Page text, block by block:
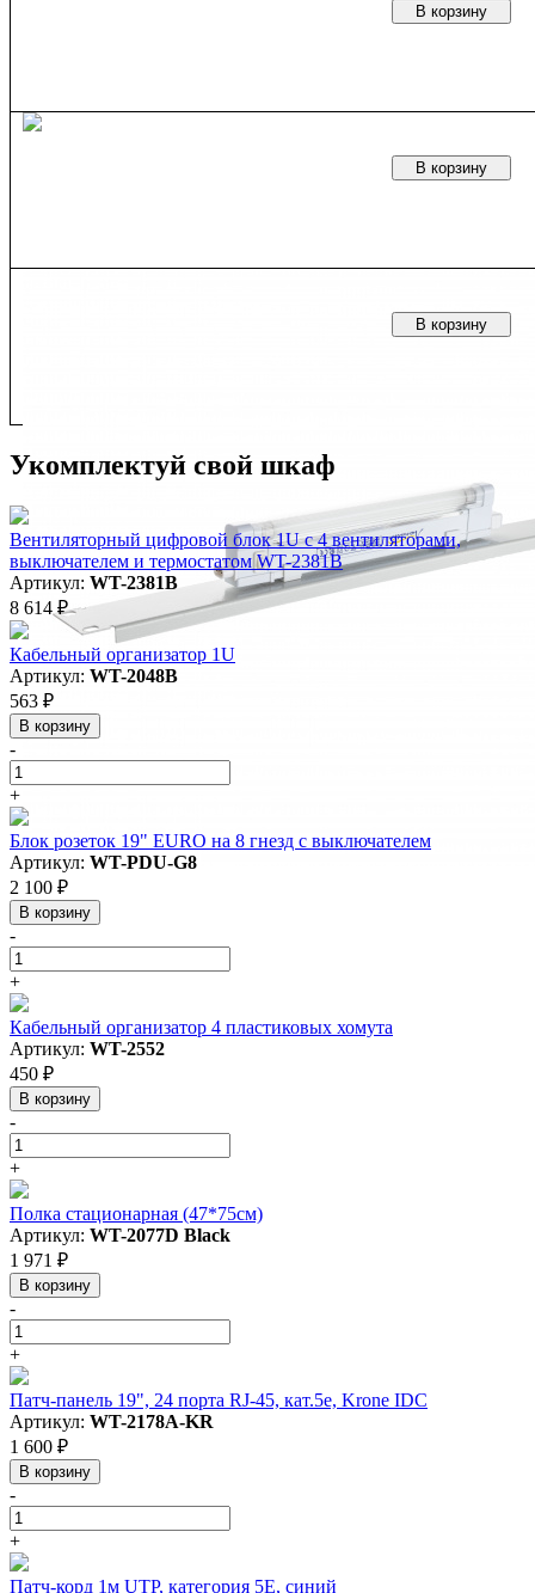
В корзину
В корзину
В корзину
Укомплектуй свой шкаф
Вентиляторный цифровой блок 1U с 4 вентиляторами,
выключателем и термостатом WT-2381B
Артикул: WT-2381B
8 614 ₽
Кабельный организатор 1U
Артикул: WT-2048B
563 ₽
В корзину
-
+
Блок розеток 19" EURO на 8 гнезд с выключателем
Артикул: WT-PDU-G8
2 100 ₽
В корзину
-
+
Кабельный организатор 4 пластиковых хомута
Артикул: WT-2552
450 ₽
В корзину
-
+
Полка стационарная (47*75см)
Артикул: WT-2077D Black
1 971 ₽
В корзину
-
+
Патч-панель 19", 24 порта RJ-45, кат.5e, Krone IDC
Артикул: WT-2178A-KR
1 600 ₽
В корзину
-
+
Патч-корд 1м UTP, категория 5E, синий